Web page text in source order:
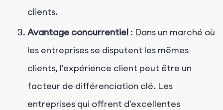
clients.
Avantage concurrentiel : Dans un marché où
les entreprises se disputent les mêmes
clients, l'expérience client peut être un
facteur de différenciation clé. Les
entreprises qui offrent d'excellentes